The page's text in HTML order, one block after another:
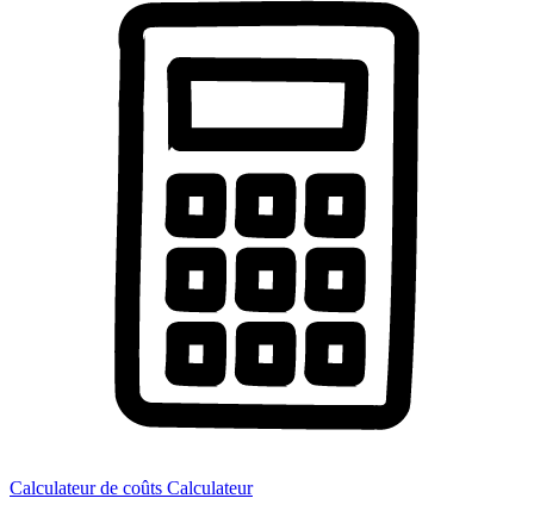
Calculateur de coûts Calculateur